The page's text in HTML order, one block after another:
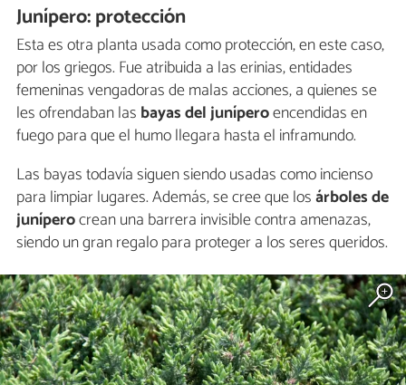
Junípero: protección
Esta es otra planta usada como protección, en este caso,
por los griegos. Fue atribuida a las erinias, entidades
femeninas vengadoras de malas acciones, a quienes se
les ofrendaban las bayas del juníperoencendidas en
fuego para que el humo llegara hasta el inframundo.
Las bayas todavía siguen siendo usadas como incienso
para limpiar lugares. Además, se cree que losárboles de
juníperocrean una barrera invisible contra amenazas,
siendo un gran regalo para proteger a los seres queridos.